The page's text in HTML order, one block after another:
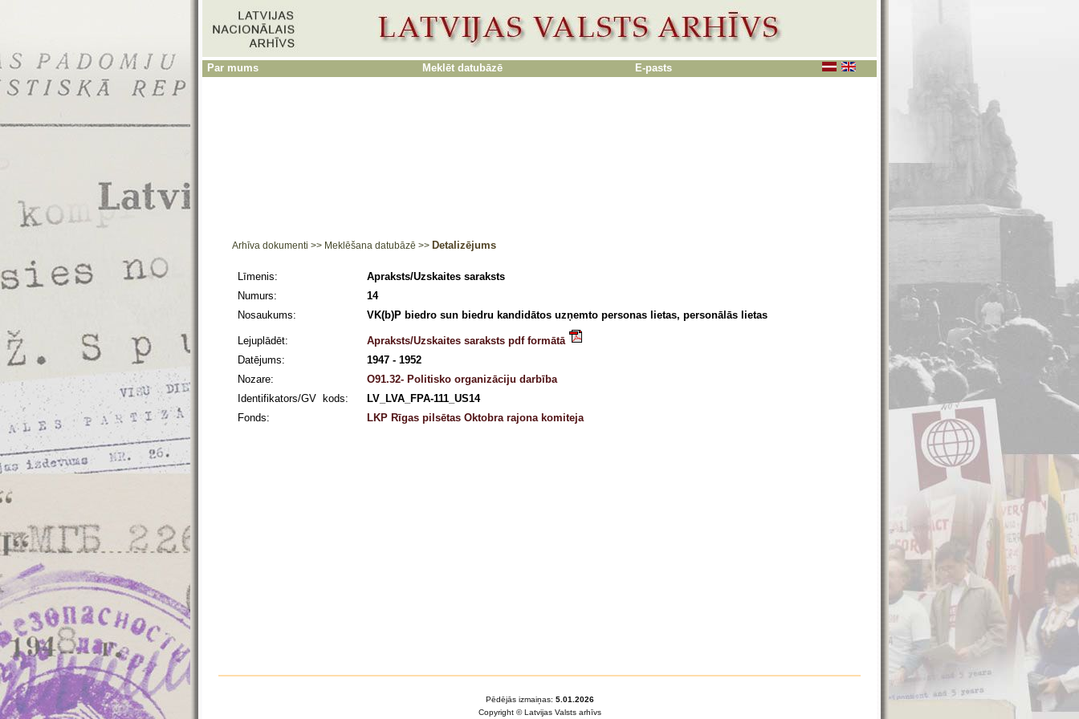
Par mums Meklēt datubāzē E-pasts
Arhīva dokumenti >> Meklēšana datubāzē >> Detalizējums
Līmenis:
Apraksts/Uzskaites saraksts
Numurs:
14
Nosaukums:
VK(b)P biedro sun biedru kandidātos uzņemto personas lietas, personālās lietas
Lejuplādēt:
Apraksts/Uzskaites saraksts pdf formātā
Datējums:
1947 - 1952
Nozare:
O91.32- Politisko organizāciju darbība
Identifikators/GV kods:
LV_LVA_FPA-111_US14
Fonds:
LKP Rīgas pilsētas Oktobra rajona komiteja
Pēdējās izmaiņas: 5.01.2026
Copyright © Latvijas Valsts arhīvs